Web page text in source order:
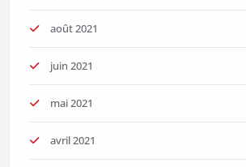
août 2021
juin 2021
mai 2021
avril 2021